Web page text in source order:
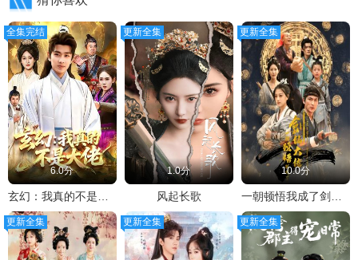
全集完结
6.0分
更新全集
1.0分
风起长歌
更新全集
10.0分
更新全集 更新全集 更新全集